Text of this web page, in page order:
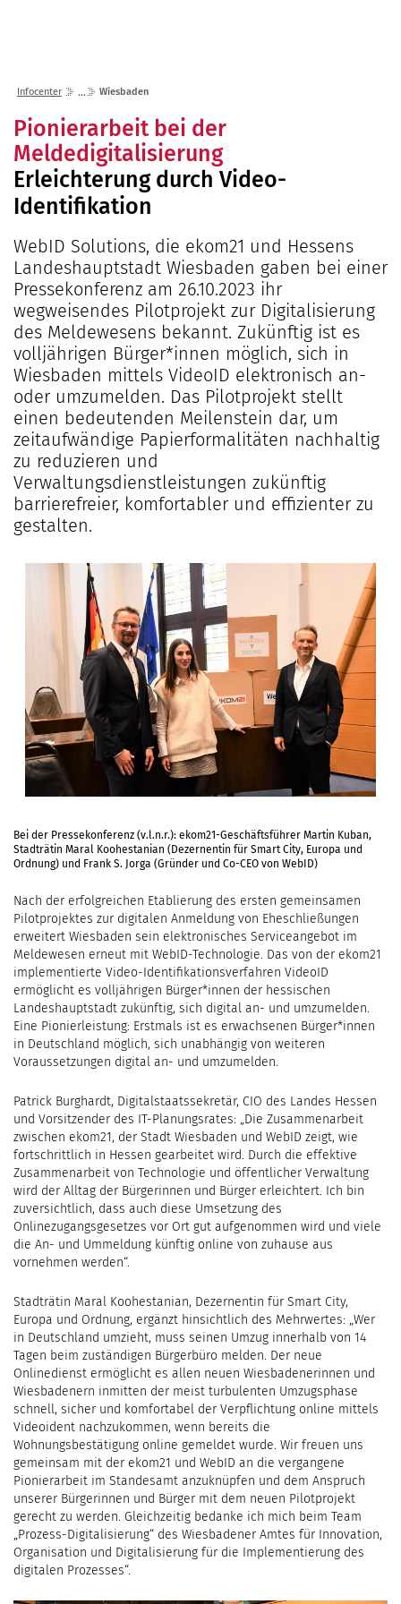
Partner
Standorte
Organisation
Zertifizierungen
Mitgliedschaften
Kontakt
Ansprechpersonen
einfo21 digital
2021
Mediathek
Presse
Open Door |
Breitband
GigaMaP
Einheitlicher
Hessen
ekom21 als Arbeitgeber
Stellenangebote
Ausbildung
Mitarbeitende über uns
Shop
Infocenter Wiesbaden
Pionierarbeit bei der
Meldedigitalisierung
Erleichterung durch Video-
Identifikation
WebID Solutions, die ekom21 und Hessens
Landeshauptstadt Wiesbaden gaben bei einer
Pressekonferenz am 26.10.2023 ihr
wegweisendes Pilotprojekt zur Digitalisierung
des Meldewesens bekannt. Zukünftig ist es
volljährigen Bürger*innen möglich, sich in
Wiesbaden mittels VideoID elektronisch an-
oder umzumelden. Das Pilotprojekt stellt
einen bedeutenden Meilenstein dar, um
zeitaufwändige Papierformalitäten nachhaltig
zu reduzieren und
Verwaltungsdienstleistungen zukünftig
barrierefreier, komfortabler und effizienter zu
gestalten.
Bei der Pressekonferenz (v.l.n.r.): ekom21-Geschäftsführer Martin Kuban,
Stadträtin Maral Koohestanian (Dezernentin für Smart City, Europa und
Ordnung) und Frank S. Jorga (Gründer und Co-CEO von WebID)
Nach der erfolgreichen Etablierung des ersten gemeinsamen
Pilotprojektes zur digitalen Anmeldung von Eheschließungen
erweitert Wiesbaden sein elektronisches Serviceangebot im
Meldewesen erneut mit WebID-Technologie. Das von der ekom21
implementierte Video-Identifikationsverfahren VideoID
ermöglicht es volljährigen Bürger*innen der hessischen
Landeshauptstadt zukünftig, sich digital an- und umzumelden.
Eine Pionierleistung: Erstmals ist es erwachsenen Bürger*innen
in Deutschland möglich, sich unabhängig von weiteren
Voraussetzungen digital an- und umzumelden.
Patrick Burghardt, Digitalstaatssekretär, CIO des Landes Hessen
und Vorsitzender des IT-Planungsrates: „Die Zusammenarbeit
zwischen ekom21, der Stadt Wiesbaden und WebID zeigt, wie
fortschrittlich in Hessen gearbeitet wird. Durch die effektive
Zusammenarbeit von Technologie und öffentlicher Verwaltung
wird der Alltag der Bürgerinnen und Bürger erleichtert. Ich bin
zuversichtlich, dass auch diese Umsetzung des
Onlinezugangsgesetzes vor Ort gut aufgenommen wird und viele
die An- und Ummeldung künftig online von zuhause aus
vornehmen werden“.
Stadträtin Maral Koohestanian, Dezernentin für Smart City,
Europa und Ordnung, ergänzt hinsichtlich des Mehrwertes: „Wer
in Deutschland umzieht, muss seinen Umzug innerhalb von 14
Tagen beim zuständigen Bürgerbüro melden. Der neue
Onlinedienst ermöglicht es allen neuen Wiesbadenerinnen und
Wiesbadenern inmitten der meist turbulenten Umzugsphase
schnell, sicher und komfortabel der Verpflichtung online mittels
Videoident nachzukommen, wenn bereits die
Wohnungsbestätigung online gemeldet wurde. Wir freuen uns
gemeinsam mit der ekom21 und WebID an die vergangene
Pionierarbeit im Standesamt anzuknüpfen und dem Anspruch
unserer Bürgerinnen und Bürger mit dem neuen Pilotprojekt
gerecht zu werden. Gleichzeitig bedanke ich mich beim Team
„Prozess-Digitalisierung“ des Wiesbadener Amtes für Innovation,
Organisation und Digitalisierung für die Implementierung des
digitalen Prozesses“.